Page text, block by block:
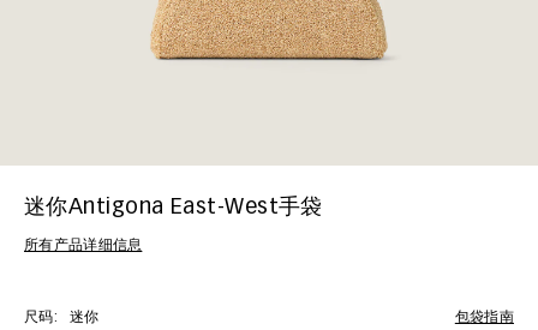
迷你Antigona East-West手袋
所有产品详细信息
尺码: 迷你 包袋指南